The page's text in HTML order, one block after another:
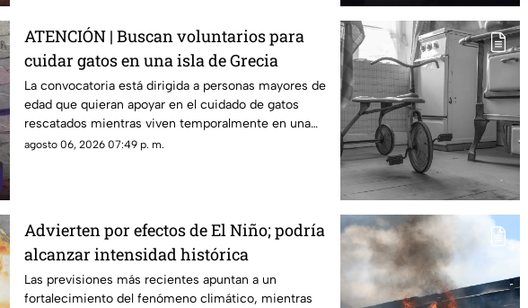
ATENCIÓN | Buscan voluntarios para
cuidar gatos en una isla de Grecia
La convocatoria está dirigida a personas mayores de
edad que quieran apoyar en el cuidado de gatos
rescatados mientras viven temporalmente en una
isla griega.
agosto 06, 2026 07:49 p. m.
Advierten por efectos de El Niño; podría
alcanzar intensidad histórica
Las previsiones más recientes apuntan a un
fortalecimiento del fenómeno climático, mientras